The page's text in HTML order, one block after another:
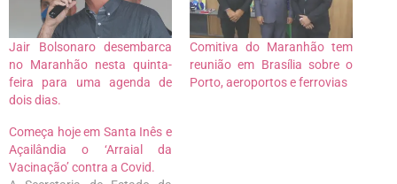
Jair Bolsonaro desembarca
no Maranhão nesta quinta-
feira para uma agenda de
dois dias.
Comitiva do Maranhão tem
reunião em Brasília sobre o
Porto, aeroportos e ferrovias
Começa hoje em Santa Inês e
Açailândia o ‘Arraial da
Vacinação’ contra a Covid.